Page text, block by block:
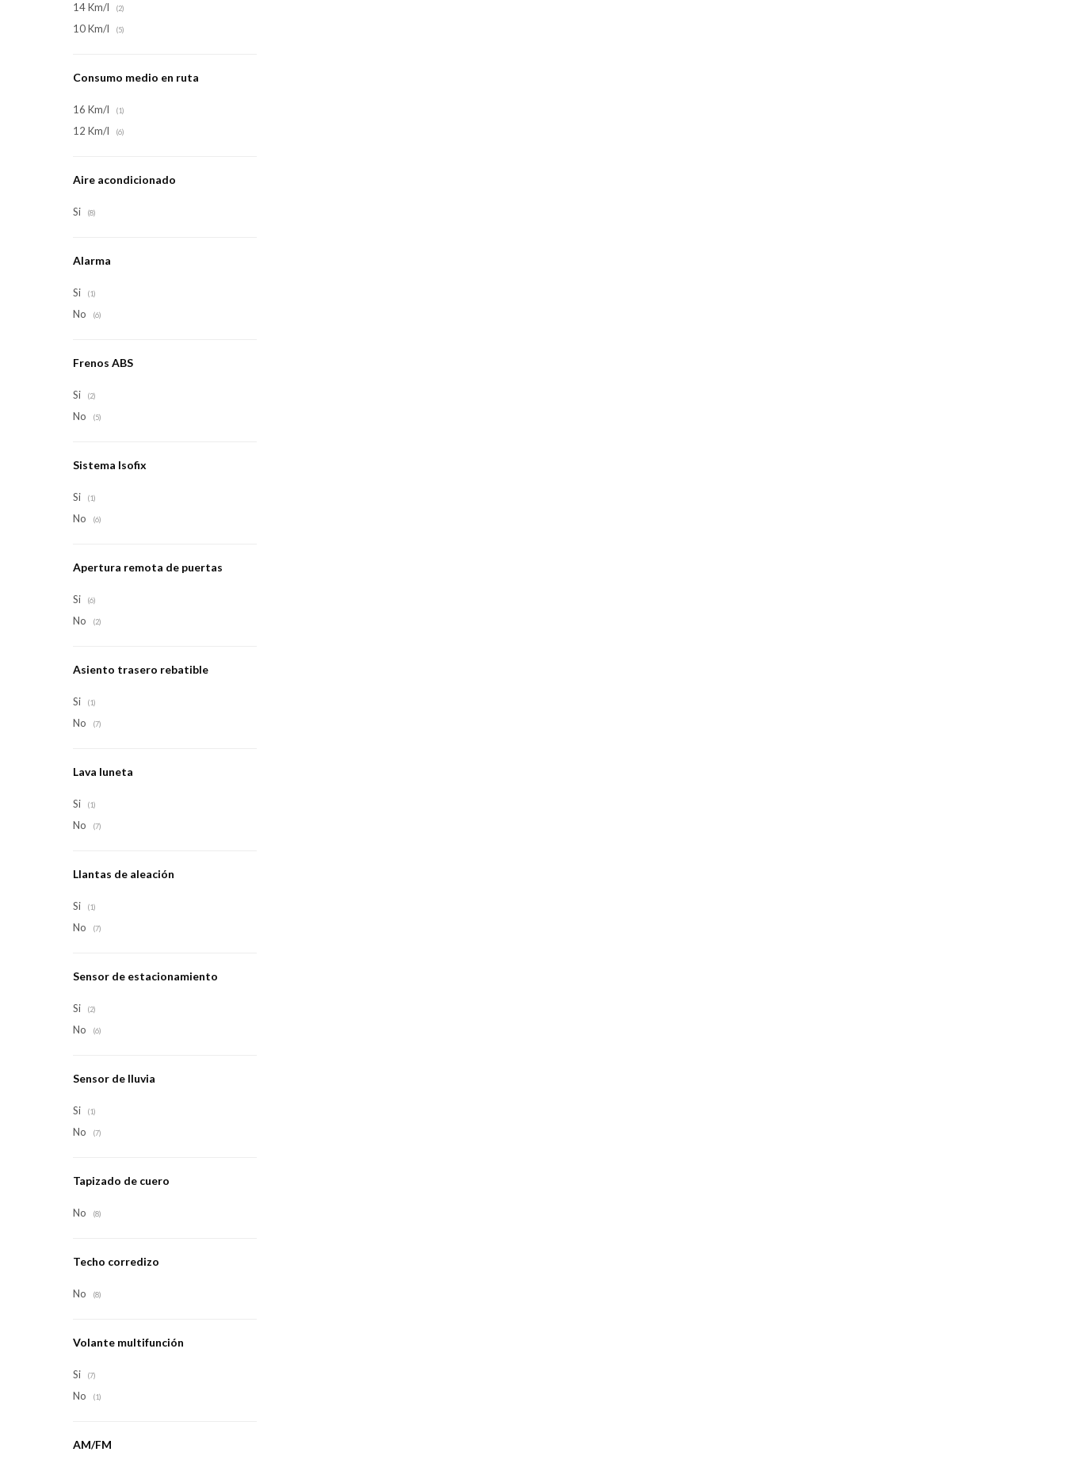
14 Km/l (2)
10 Km/l (5)
Consumo medio en ruta
16 Km/l (1)
12 Km/l (6)
Aire acondicionado
Si (8)
Alarma
Si (1)
No (6)
Frenos ABS
Si (2)
No (5)
Sistema Isofix
Si (1)
No (6)
Apertura remota de puertas
Si (6)
No (2)
Asiento trasero rebatible
Si (1)
No (7)
Lava luneta
Si (1)
No (7)
Llantas de aleación
Si (1)
No (7)
Sensor de estacionamiento
Si (2)
No (6)
Sensor de lluvia
Si (1)
No (7)
Tapizado de cuero
No (8)
Techo corredizo
No (8)
Volante multifunción
Si (7)
No (1)
AM/FM